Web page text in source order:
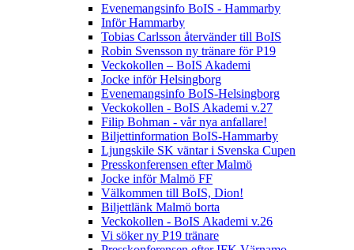
Evenemangsinfo BoIS - Hammarby
Inför Hammarby
Tobias Carlsson återvänder till BoIS
Robin Svensson ny tränare för P19
Veckokollen – BoIS Akademi
Jocke inför Helsingborg
Evenemangsinfo BoIS-Helsingborg
Veckokollen - BoIS Akademi v.27
Filip Bohman - vår nya anfallare!
Biljettinformation BoIS-Hammarby
Ljungskile SK väntar i Svenska Cupen
Presskonferensen efter Malmö
Jocke inför Malmö FF
Välkommen till BoIS, Dion!
Biljettlänk Malmö borta
Veckokollen - BoIS Akademi v.26
Vi söker ny P19 tränare